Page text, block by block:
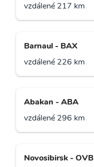
vzdálené 217 km
Barnaul - BAX
vzdálené 226 km
Abakan - ABA
vzdálené 296 km
Novosibirsk - OVB